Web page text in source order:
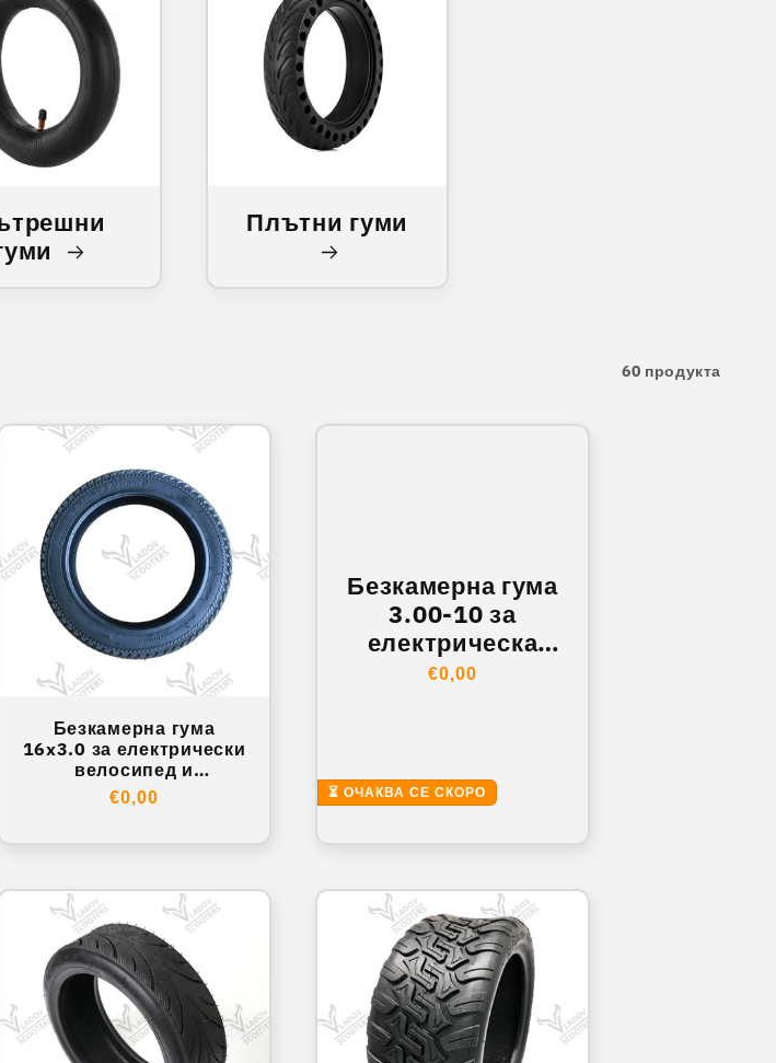
Плътни гуми
60 продукта
Безкамерна гума
16x3.0 за електрически
велосипед и
тротинетка
Обичайна
€0,00
Безкамерна гума
3.00-10 за
електрическа
тротинетка /
Обичайна
€0,00
⏳ ОЧАКВА СЕ СКОРО